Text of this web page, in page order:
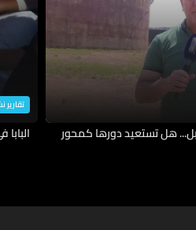
هل تستعيد دورها كمحور
تقارير